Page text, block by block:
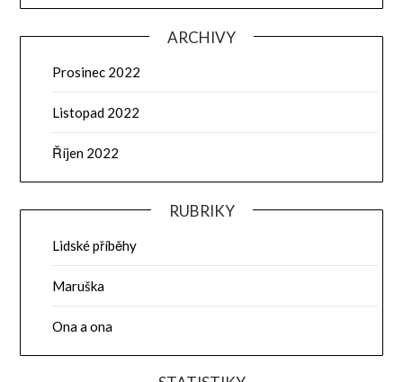
ARCHIVY
Prosinec 2022
Listopad 2022
Říjen 2022
RUBRIKY
Lidské příběhy
Maruška
Ona a ona